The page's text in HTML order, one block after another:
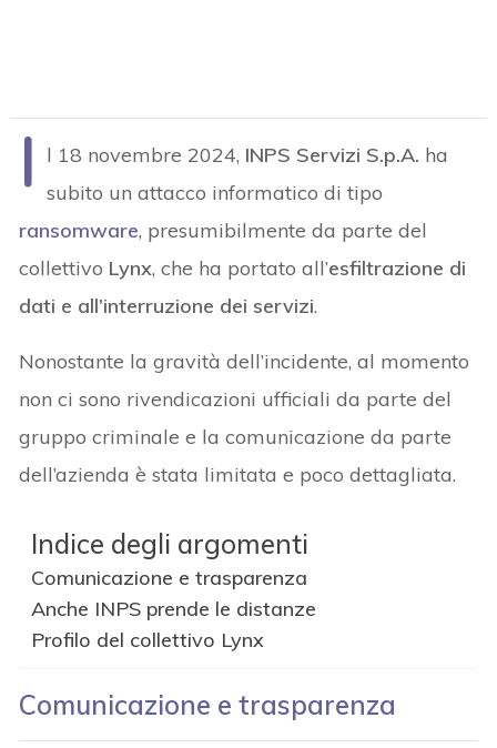
I l 18 novembre 2024, INPS Servizi S.p.A. ha
subito un attacco informatico di tipo
ransomware, presumibilmente da parte del
collettivo Lynx, che ha portato all’esfiltrazione di
dati e all’interruzione dei servizi.
Nonostante la gravità dell’incidente, al momento
non ci sono rivendicazioni ufficiali da parte del
gruppo criminale e la comunicazione da parte
dell’azienda è stata limitata e poco dettagliata.
Indice degli argomenti
Comunicazione e trasparenza
Anche INPS prende le distanze
Profilo del collettivo Lynx
Comunicazione e trasparenza